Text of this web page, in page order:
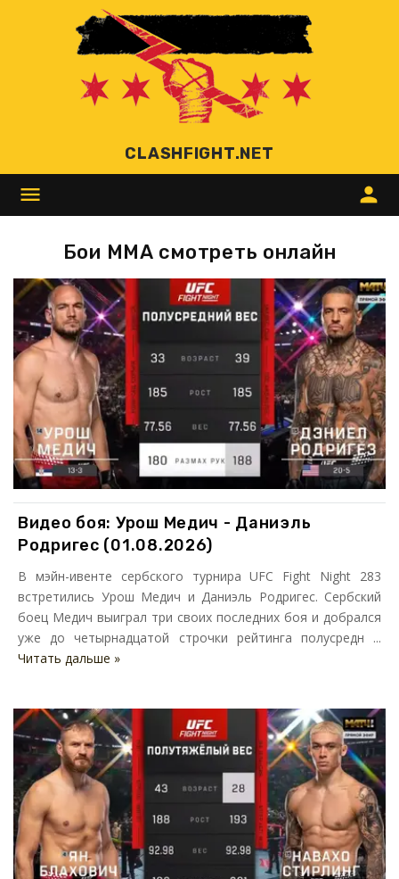
CLASHFIGHT.NET
menu person
Бои ММА смотреть онлайн
Видео боя: Урош Медич - Даниэль
Родригес (01.08.2026)
В мэйн-ивенте сербского турнира UFC Fight Night 283
встретились Урош Медич и Даниэль Родригес. Сербский
боец Медич выиграл три своих последних боя и добрался
уже до четырнадцатой строчки рейтинга полусредн ...
Читать дальше »